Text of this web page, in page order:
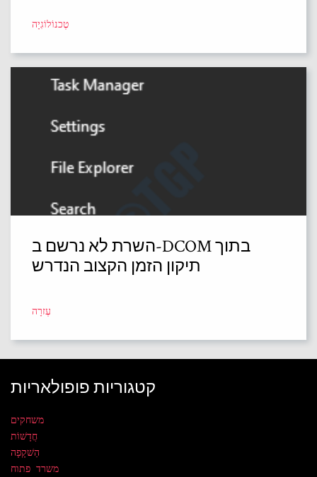
טֶכנוֹלוֹגִיָה
השרת לא נרשם ב-DCOM בתוך
תיקון הזמן הקצוב הנדרש
עֶזרָה
קטגוריות פופולאריות
משחקים
חֲדָשׁוֹת
הַשׁקָפָה
משרד פתוח